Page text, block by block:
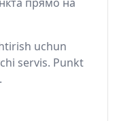
uchun
servis. Punkt